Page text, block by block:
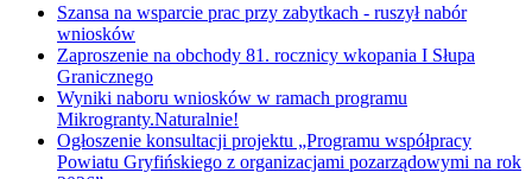
Szansa na wsparcie prac przy zabytkach - ruszył nabór
wniosków
Zaproszenie na obchody 81. rocznicy wkopania I Słupa
Granicznego
Wyniki naboru wniosków w ramach programu
Mikrogranty.Naturalnie!
Ogłoszenie konsultacji projektu „Programu współpracy
Powiatu Gryfińskiego z organizacjami pozarządowymi na rok